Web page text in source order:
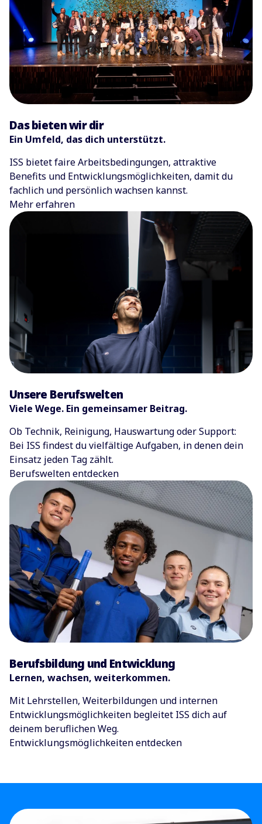
Das bieten wir dir
Ein Umfeld, das dich unterstützt.
ISS bietet faire Arbeitsbedingungen, attraktive
Benefits und Entwicklungsmöglichkeiten, damit du
fachlich und persönlich wachsen kannst.
Mehr erfahren
Unsere Berufswelten
Viele Wege. Ein gemeinsamer Beitrag.
Ob Technik, Reinigung, Hauswartung oder Support:
Bei ISS findest du vielfältige Aufgaben, in denen dein
Einsatz jeden Tag zählt.
Berufswelten entdecken
Berufsbildung und Entwicklung
Lernen, wachsen, weiterkommen.
Mit Lehrstellen, Weiterbildungen und internen
Entwicklungsmöglichkeiten begleitet ISS dich auf
deinem beruflichen Weg.
Entwicklungsmöglichkeiten entdecken